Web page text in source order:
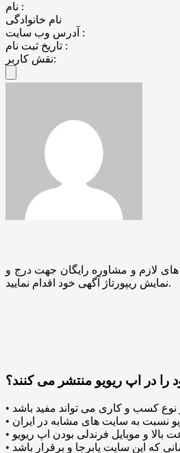
نام :
نام خانوادگی
آدرس وب سایت :
تاریخ ثبت نام :
نقش کاربر:
لازم و مشاوره رایگان جهت درج و
نمایش ریپورتاژ آگهی خود اقدام نمایید.
را در اپ ریویو منتشر می کنند؟
نسبت به سایت های مشابه در ایران
بالا و موبایل فرندلی بودن اپ ریویو